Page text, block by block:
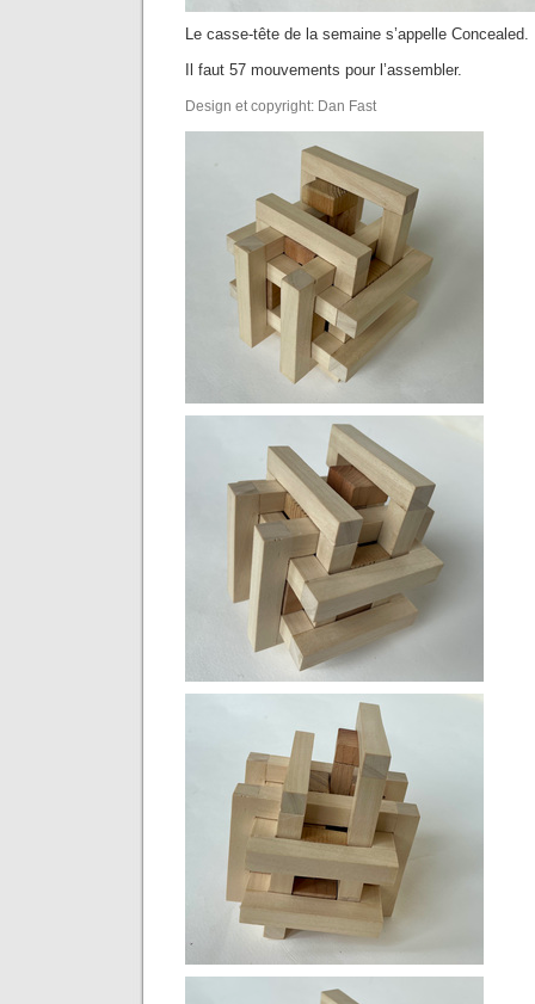
Le casse-tête de la semaine s’appelle Concealed.
Il faut 57 mouvements pour l’assembler.
Design et copyright: Dan Fast